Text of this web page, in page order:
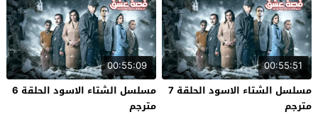
00:55:51
مسلسل الشتاء الاسود الحلقة 7
مترجم
00:55:09
مسلسل الشتاء الاسود الحلقة 6
مترجم